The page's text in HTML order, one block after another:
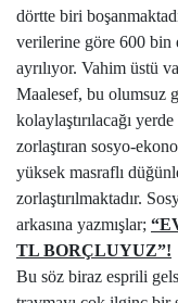
dörtte biri
verilerine göre 600
ayrılıyor. Vahim üstü
Maalesef, bu olumsuz
kolaylaştırılacağı
zorlaştıran sosyo-
yüksek masraflı
zorlaştırılmaktadır.
arkasına yazmışlar;
TL BORÇLUYUZ”!
Bu söz biraz esprili